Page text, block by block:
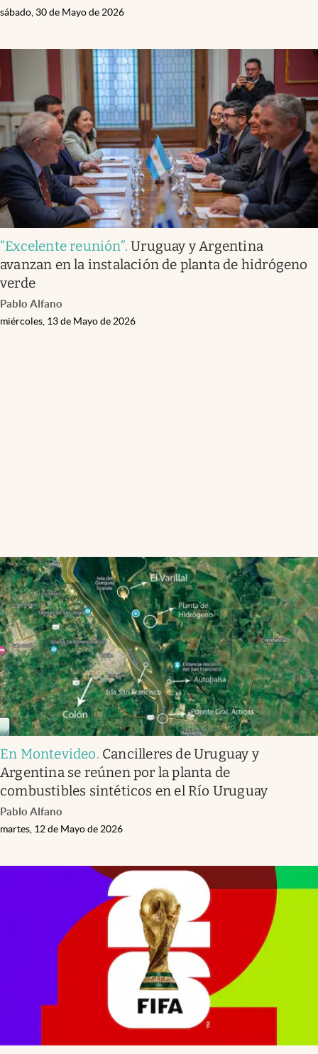
sábado, 30 de Mayo de 2026
“Excelente reunión”.Uruguay y Argentina
avanzan en la instalación de planta de hidrógeno
verde
Pablo Alfano
miércoles, 13 de Mayo de 2026
En Montevideo. Cancilleres de Uruguay y
Argentina se reúnen por la planta de
combustibles sintéticos en el Río Uruguay
Pablo Alfano
martes, 12 de Mayo de 2026